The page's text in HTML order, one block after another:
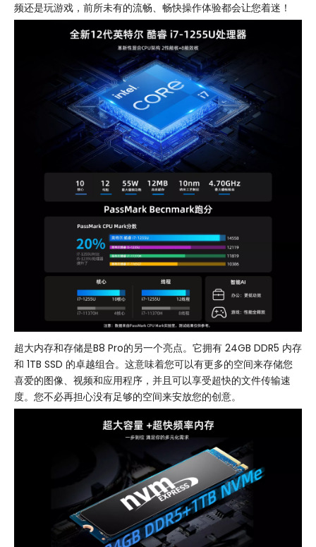
频还是玩游戏，前所未有的流畅、畅快操作体验都会让您着迷！
超大内存和存储是B8 Pro的另一个亮点。它拥有 24GB DDR5 内存
和 1TB SSD 的卓越组合。这意味着您可以有更多的空间来存储您
喜爱的图像、视频和应用程序，并且可以享受超快的文件传输速
度。您不必再担心没有足够的空间来安放您的创意。